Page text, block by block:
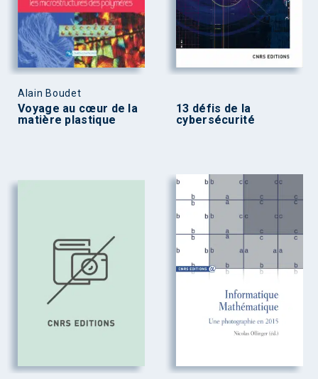
Alain Boudet
Voyage au cœur de la
matière plastique
13 défis de la
cybersécurité